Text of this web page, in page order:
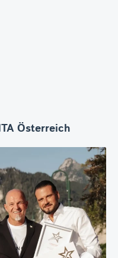
Österreich